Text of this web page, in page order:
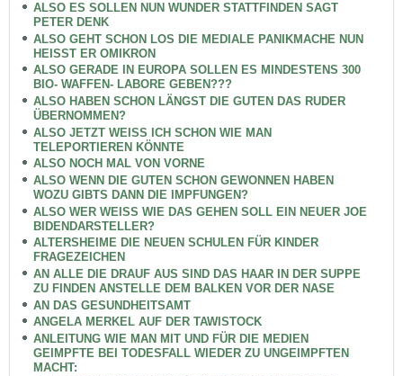
ALSO ES SOLLEN NUN WUNDER STATTFINDEN SAGT
PETER DENK
ALSO GEHT SCHON LOS DIE MEDIALE PANIKMACHE NUN
HEISST ER OMIKRON
ALSO GERADE IN EUROPA SOLLEN ES MINDESTENS 300
BIO- WAFFEN- LABORE GEBEN???
ALSO HABEN SCHON LÄNGST DIE GUTEN DAS RUDER
ÜBERNOMMEN?
ALSO JETZT WEISS ICH SCHON WIE MAN
TELEPORTIEREN KÖNNTE
ALSO NOCH MAL VON VORNE
ALSO WENN DIE GUTEN SCHON GEWONNEN HABEN
WOZU GIBTS DANN DIE IMPFUNGEN?
ALSO WER WEISS WIE DAS GEHEN SOLL EIN NEUER JOE
BIDENDARSTELLER?
ALTERSHEIME DIE NEUEN SCHULEN FÜR KINDER
FRAGEZEICHEN
AN ALLE DIE DRAUF AUS SIND DAS HAAR IN DER SUPPE
ZU FINDEN ANSTELLE DEM BALKEN VOR DER NASE
AN DAS GESUNDHEITSAMT
ANGELA MERKEL AUF DER TAWISTOCK
ANLEITUNG WIE MAN MIT UND FÜR DIE MEDIEN
GEIMPFTE BEI TODESFALL WIEDER ZU UNGEIMPFTEN
MACHT: